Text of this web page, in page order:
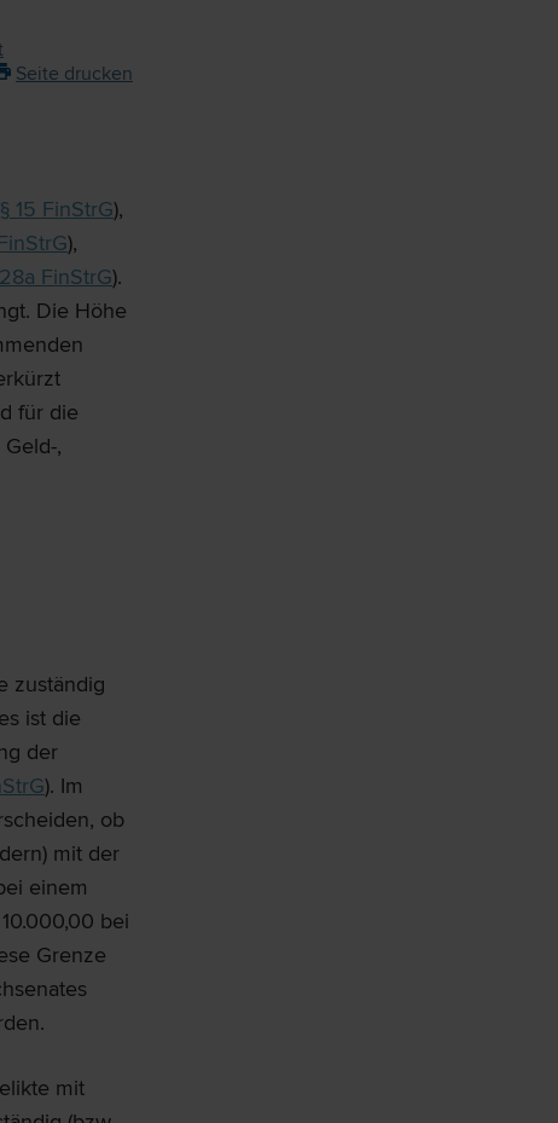
Seite drucken
§ 15 FinStrG),
),
FinStrG).
Die Höhe
für die
,
zuständig
ist die
der
). Im
ob
mit der
einem
bei
Grenze
mit